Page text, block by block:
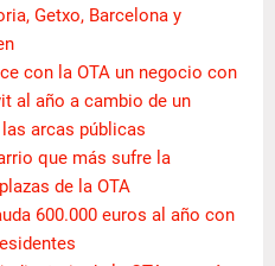
Getxo, Barcelona y
con la OTA un negocio con
al año a cambio de un
arcas públicas
que más sufre la
de la OTA
600.000 euros al año con